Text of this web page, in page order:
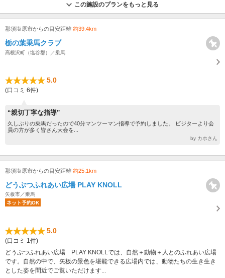
この施設のプランをもっと見る
那須塩原市からの目安距離 約39.4km
栃の葉乗馬クラブ
高根沢町（塩谷郡）／乗馬
5.0
(口コミ 6件)
“親切丁寧な指導”
久しぶりの乗馬だったので40分マンツーマン指導で予約しました。 ビジターより会
員の方が多く皆さん大会を...
by カホさん
那須塩原市からの目安距離 約25.1km
どうぶつふれあい広場 PLAY KNOLL
矢板市／乗馬
ネット予約OK
5.0
(口コミ 1件)
どうぶつふれあい広場 PLAY KNOLLでは、自然＋動物＋人とのふれあい広場
です。自然の中で、矢板の景色を堪能できる広場内では、動物たちの生き生き
とした姿を間近でご覧いただけます...